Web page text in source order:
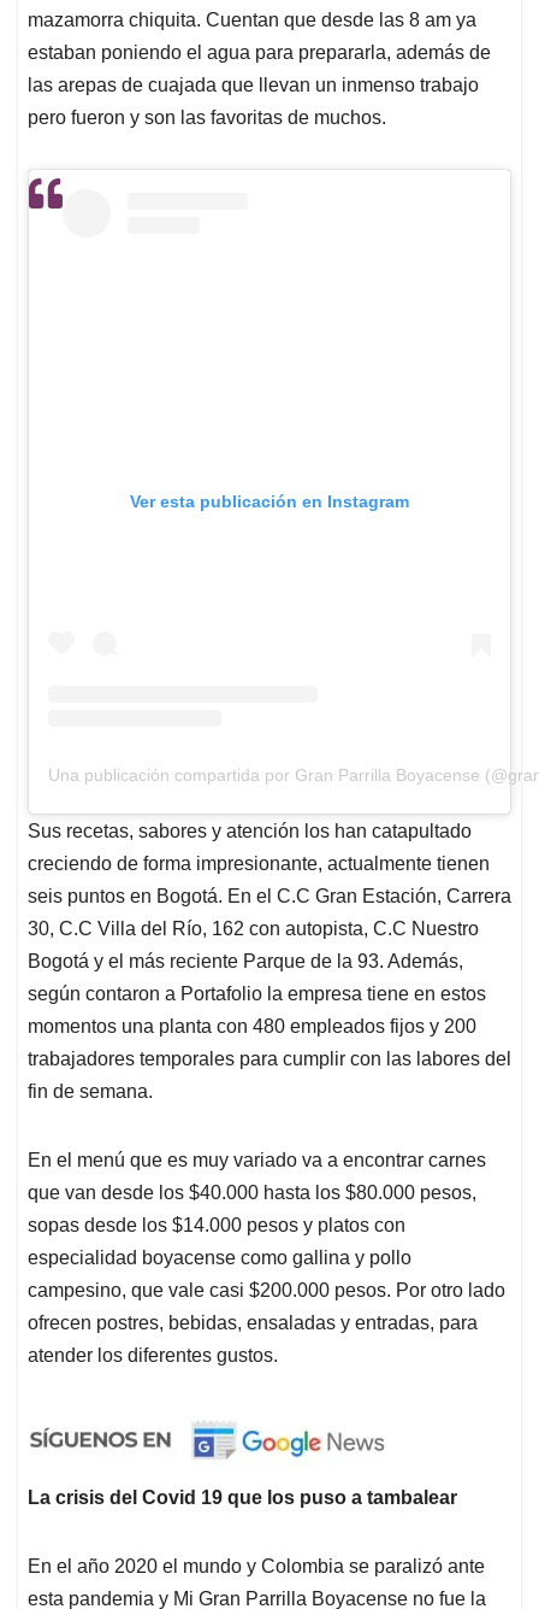
mazamorra chiquita. Cuentan que desde las 8 am ya
estaban poniendo el agua para prepararla, además de
las arepas de cuajada que llevan un inmenso trabajo
pero fueron y son las favoritas de muchos.
Ver esta publicación en Instagram
Una publicación compartida por Gran Parrilla Boyacense
Sus recetas, sabores y atención los han catapultado
creciendo de forma impresionante, actualmente tienen
seis puntos en Bogotá. En el C.C Gran Estación, Carrera
30, C.C Villa del Río, 162 con autopista, C.C Nuestro
Bogotá y el más reciente Parque de la 93. Además,
según contaron a Portafolio la empresa tiene en estos
momentos una planta con 480 empleados fijos y 200
trabajadores temporales para cumplir con las labores del
fin de semana.
En el menú que es muy variado va a encontrar carnes
que van desde los $40.000 hasta los $80.000 pesos,
sopas desde los $14.000 pesos y platos con
especialidad boyacense como gallina y pollo
campesino, que vale casi $200.000 pesos. Por otro lado
ofrecen postres, bebidas, ensaladas y entradas, para
atender los diferentes gustos.
La crisis del Covid 19 que los puso a tambalear
En el año 2020 el mundo y Colombia se paralizó ante
esta pandemia y Mi Gran Parrilla Boyacense no fue la